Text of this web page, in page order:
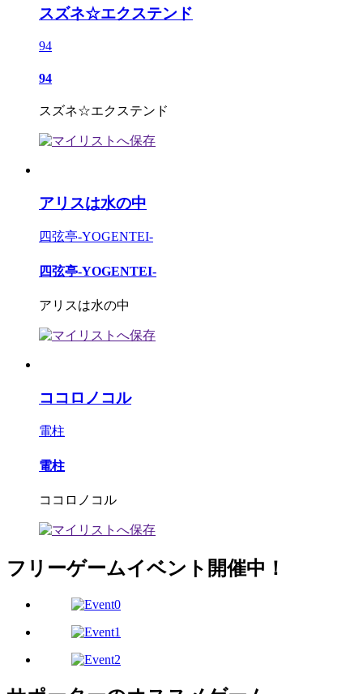
スズネ☆エクステンド
94
94
スズネ☆エクステンド
アリスは水の中
四弦亭-YOGENTEI-
四弦亭-YOGENTEI-
アリスは水の中
ココロノコル
電柱
電柱
ココロノコル
フリーゲームイベント開催中！